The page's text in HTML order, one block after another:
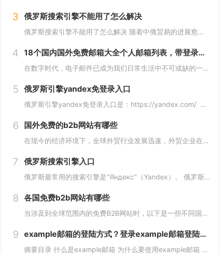
3 俄罗斯搜索引擎不能用了怎么解决
俄罗斯搜索引擎不能用了怎么解决 随着中俄贸易的进展愈加顺利，越来越多的外贸人都尝试着与俄罗斯客户进行接触，而这最重要的便是学会使用俄罗斯搜索引擎，但很多人会发现自己的搜索引擎突然不能用了，下面，小编就来详细介绍下俄罗斯搜索引擎不能用了怎么解...
4 18个国内国外免费邮箱大全个人邮箱列表，带登录链接
在数字时代，电子邮件已成为我们日常生活中不可或缺的一部分。无论是在工作、学习还是生活中，我们都需要一个安全、稳定、快速的邮箱服务来满足我们的需求。今天，我们将为您带来18个国内外免费邮箱大全，并附上登录链接，让您轻松获取您心仪的邮箱服务。...
5 俄罗斯引擎yandex免登录入口
俄罗斯引擎yandex免登录入口是：https://yandex.com/ 无须登录直接使用，接下来小编就来给大家详细介绍。 俄罗斯引擎yandex免登录入口 Yandex是俄罗斯最大的互联网公司之一，其拥有自己的搜索引...
6 国外免费的b2b网站有哪些
在现今的经济环境下，全球外贸行业发展迅速，外贸企业在寻找客户方面也变得越来越重要，并且更加重视做好国外B2B网站的使用。因此，在选择一个合适的国外B2B网站时，您应该根据您的需求选择一个合适的网站，下面介绍一下国外免费的b2b网站有哪些？...
7 俄罗斯搜索引擎入口
俄罗斯最常用的搜索引擎是"Яндекс"（Yandex）。 俄罗斯搜索引擎yandex入口： 1、俄罗斯搜索引擎入口1：yandex.com，无须登录直接使用。 2、俄罗斯搜索引擎入口2：www.yandex.ru，需要登录使用。...
8 各国免费b2b网站有哪些
当涉及到全球范围内的免费B2B网站时，以下是一些不同国家的B2B网站，它们为企业提供了广阔的国际市场。这些网站在不同国家和地区具有不同的影响力，但都是免费使用的。 各国免费b2b网站： 1. 中国： - Alib...
9 example邮箱的登陆方式？登录example邮箱登陆服务器的步骤？
摘要目录 什么是example邮箱 为什么要使用example邮箱 example邮箱的登陆方式 如何保护example邮箱的安全性 结论 什么是example邮箱 example邮箱是由著名IT企...